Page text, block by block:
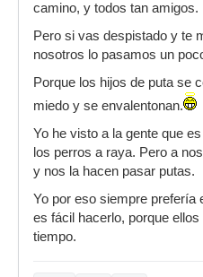
camino, y todos tan amigos.
Pero si vas despistado y te
nosotros lo pasamos un
Porque los hijos de puta se
miedo y se envalentonan.
Yo he visto a la gente que
los perros a raya. Pero a
y nos la hacen pasar putas.
Yo por eso siempre prefería
es fácil hacerlo, porque
tiempo.